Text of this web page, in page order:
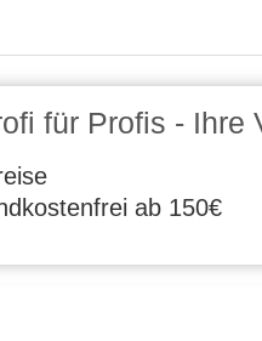
für Profis - Ihre
ab 150€